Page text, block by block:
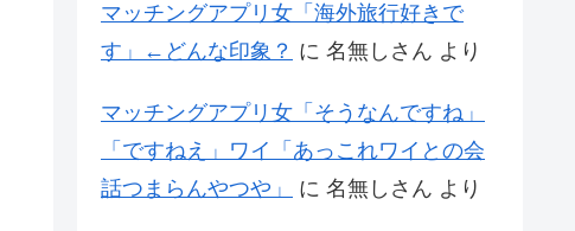
マッチングアプリ女「海外旅行好きで
す」←どんな印象？ に 名無しさん より
マッチングアプリ女「そうなんですね」
「ですねえ」ワイ「あっこれワイとの会
話つまらんやつや」
に 名無しさん より